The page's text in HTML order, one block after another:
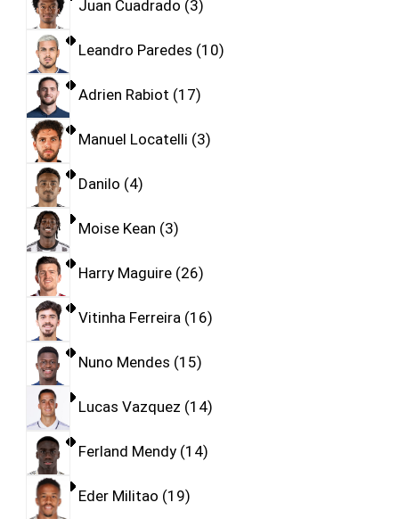
Juan Cuadrado 3
Leandro Paredes 10
Adrien Rabiot 17
Manuel Locatelli 3
Danilo 4
Moise Kean 3
Harry Maguire 26
Vitinha Ferreira 16
Nuno Mendes 15
Lucas Vazquez 14
Ferland Mendy 14
Eder Militao 19